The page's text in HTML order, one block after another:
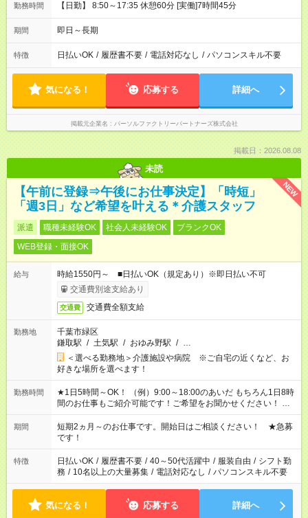
勤務時間 【日勤】 8:50～17:35 休憩60分 [実働]7時間45分
期間 即日～長期
特徴 日払いOK / 履歴書不要 / 電話対応なし / パソコンスキル不要
気になる！ 応募する 詳細へ
掲載元企業名 パーソルファクトリーパートナーズ株式会社
掲載日：2026.08.08
未読
NEW
【午前に登録⇒午後にお仕事決定】「時短」
「週3日」など希望を叶える＊介護スタッフ
派遣 職種未経験OK 社会人未経験OK
ブランクOK
WEB登録・面接OK
給与
時給1550円～ ■日払いOK（規定あり）※即日払い不可
交通費別途支給あり
交通費 交通費全額支給
勤務地
千葉市緑区
鎌取駅 / 土気駅 / おゆみ野駅 / …
＜選べる勤務地＞介護施設や病院 ※ご自宅の近くなど、お
好きな場所を選べます！
勤務時間
★1日5時間～OK！ （例）9:00～18:00のあいだ もちろん1日8時
間のお仕事もご紹介可能です！ご希望をお聞かせください！ ※
週最低15時間以上の勤務が必要です
期間
短期2ヵ月～のお仕事です。開始日はご相談ください！ ★急募
です！
特徴 日払いOK / 履歴書不要 / 40～50代活躍中 / 服装自由 / シフト勤
務 / 10名以上の大量募集 / 電話対応なし / パソコンスキル不要
気になる！ 応募する 詳細へ